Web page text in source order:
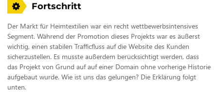
Fortschritt
Der Markt für Heimtextilien war ein recht wettbewerbsintensives
Segment. Während der Promotion dieses Projekts war es äußerst
wichtig, einen stabilen Trafficfluss auf die Website des Kunden
sicherzustellen. Es musste außerdem berücksichtigt werden, dass
das Projekt von Grund auf auf einer Domain ohne vorherige Historie
aufgebaut wurde. Wie ist uns das gelungen? Die Erklärung folgt
unten.